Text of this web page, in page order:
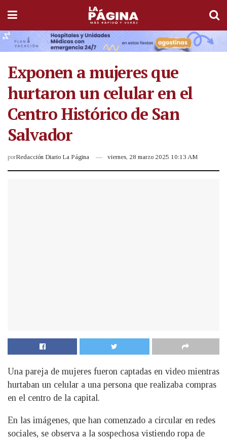
Exponen a mujeres que
hurtaron un celular en el
Centro Histórico de San
Salvador
porRedacción Diario La Página viernes, 28 marzo 2025 10:13 AM
Una pareja de mujeres fueron captadas en video mientras
hurtaban un celular a una persona que realizaba compras
en el centro de la capital.
En las imágenes, que han comenzado a circular en redes
sociales, se observa a la sospechosa vistiendo ropa de